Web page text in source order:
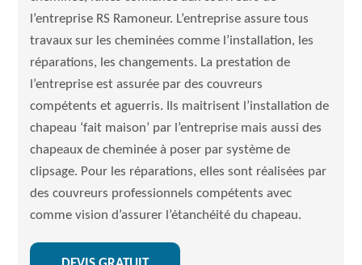
l’entreprise RS Ramoneur. L’entreprise assure tous
travaux sur les cheminées comme l’installation, les
réparations, les changements. La prestation de
l’entreprise est assurée par des couvreurs
compétents et aguerris. Ils maitrisent l’installation de
chapeau ‘fait maison’ par l’entreprise mais aussi des
chapeaux de cheminée à poser par système de
clipsage. Pour les réparations, elles sont réalisées par
des couvreurs professionnels compétents avec
comme vision d’assurer l’étanchéité du chapeau.